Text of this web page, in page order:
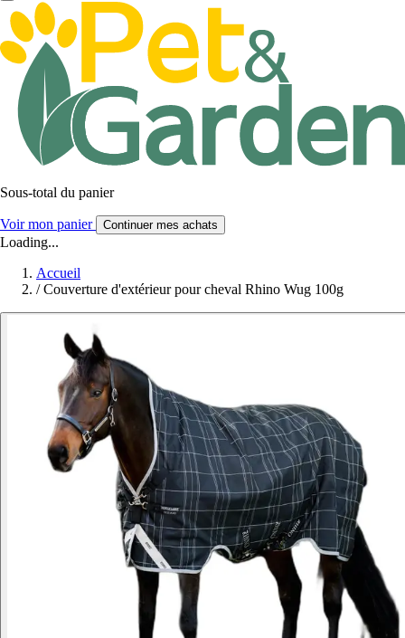
Sous-total du panier
Voir mon panier Continuer mes achats
Loading...
Accueil
/ Couverture d'extérieur pour cheval Rhino Wug 100g